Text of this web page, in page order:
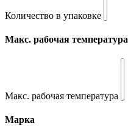
Количество в упаковке
Макс. рабочая температура
Макс. рабочая температура
Марка